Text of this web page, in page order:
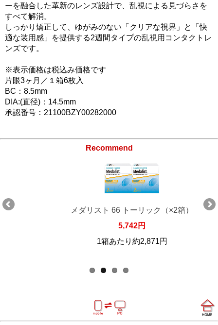
ーを融合した革新のレンズ設計で、乱視による見づらさを
すべて解消。
しっかり矯正して、ゆがみのない「クリアな視界」と「快
適な装用感」を提供する2週間タイプの乱視用コンタクトレ
ンズです。
※表示価格は税込み価格です
片眼3ヶ月／１箱6枚入
BC：8.5mm
DIA:(直径)：14.5mm
承認番号：21100BZY00282000
Recommend
メダリスト 66 トーリック（×2箱）
5,742円
1箱あたり約2,871円